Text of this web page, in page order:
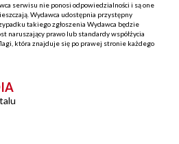
serwisu nie ponosi odpowiedzialności i są one
Wydawca udostępnia przystępny
takiego zgłoszenia Wydawca będzie
naruszający prawo lub standardy współżycia
która znajduje się po prawej stronie każdego